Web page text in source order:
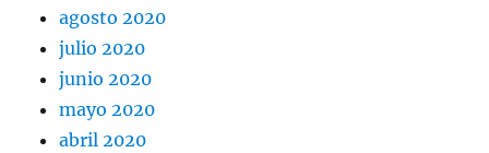
agosto 2020
julio 2020
junio 2020
mayo 2020
abril 2020